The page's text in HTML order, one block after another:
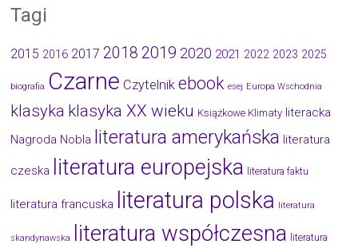
Tagi
2015 2016 2017 2018 2019 2020 2021 2022 2023 2025
biografia Czarne Czytelnik ebook esej Europa Wschodnia
klasyka klasyka XX wieku Książkowe Klimaty literacka
Nagroda Nobla
literatura amerykańska literatura
czeska literatura europejska literatura faktu
literatura francuska literatura polska literatura
skandynawska literatura współczesna literatura